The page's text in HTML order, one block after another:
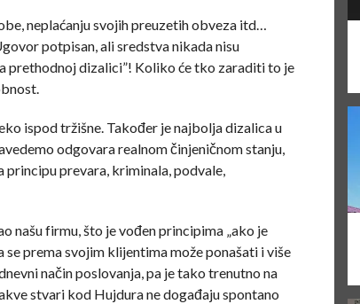
neplaćanju svojih preuzetih obveza itd…
potpisan, ali sredstva nikada nisu
prethodnoj dizalici”! Koliko će tko zaraditi to je
ispod tržišne. Također je najbolja dizalica u
odgovara realnom činjeničnom stanju,
prevara, kriminala, podvale,
našu firmu, što je vođen principima „ako je
se prema svojim klijentima može ponašati i više
način poslovanja, pa je tako trenutno na
stvari kod Hujdura ne događaju spontano